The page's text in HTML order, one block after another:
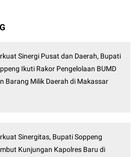
Sinergi Pusat dan Daerah, Bupati
Ikuti Rakor Pengelolaan BUMD
Barang Milik Daerah di Makassar
Sinergitas, Bupati Soppeng
Kunjungan Kapolres Baru di